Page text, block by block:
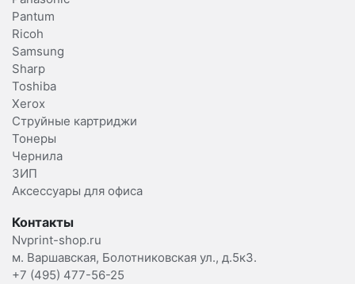
Pantum
Ricoh
Samsung
Sharp
Toshiba
Xerox
Струйные картриджи
Тонеры
Чернила
ЗИП
Аксессуары для офиса
Контакты
Nvprint-shop.ru
м. Варшавская, Болотниковская ул., д.5к3.
+7 (495) 477-56-25